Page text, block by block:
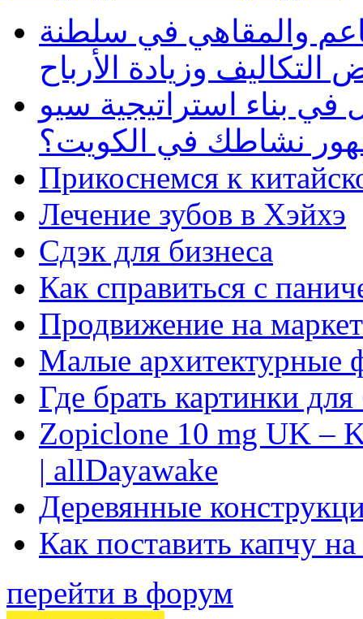
والمقاهي في سلطنة
وزيادة الأرباح
بناء استراتيجية سيو
نشاطك في الكويت؟
Прикоснемся к
Лечение зубов в Хэйхэ
Сдэк для бизнеса
Как справиться с
Продвижение на
Малые архитектурные
Где брать картинки
Zopiclone 10 mg UK –
| allDayawake
Деревянные
Как поставить капчу
перейти в форум